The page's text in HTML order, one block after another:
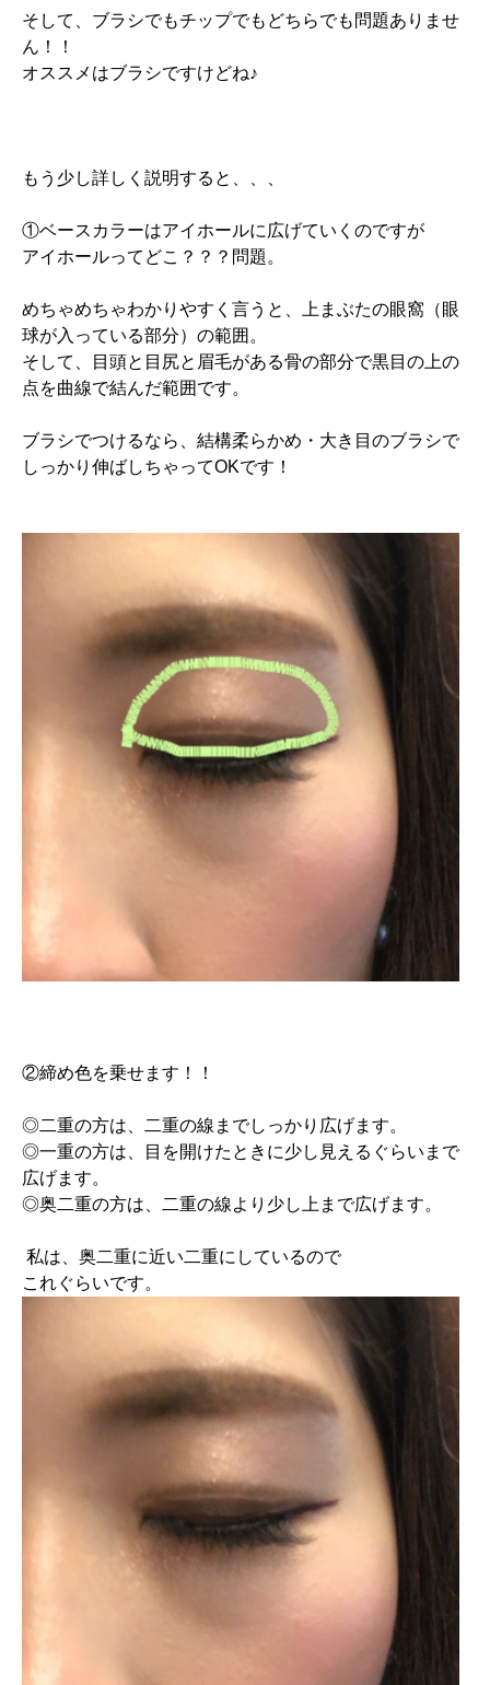
そして、ブラシでもチップでもどちらでも問題ありませ
ん！！
オススメはブラシですけどね♪
もう少し詳しく説明すると、、、
①ベースカラーはアイホールに広げていくのですが
アイホールってどこ？？？問題。
めちゃめちゃわかりやすく言うと、上まぶたの眼窩（眼
球が入っている部分）の範囲。
そして、目頭と目尻と眉毛がある骨の部分で黒目の上の
点を曲線で結んだ範囲です。
ブラシでつけるなら、結構柔らかめ・大き目のブラシで
しっかり伸ばしちゃってOKです！
②締め色を乗せます！！
◎二重の方は、二重の線までしっかり広げます。
◎一重の方は、目を開けたときに少し見えるぐらいまで
広げます。
◎奥二重の方は、二重の線より少し上まで広げます。
私は、奥二重に近い二重にしているので
これぐらいです。